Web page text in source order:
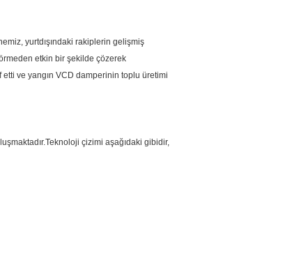
yurtdışındaki rakiplerin gelişmiş
etkin bir şekilde çözerek
etti ve yangın VCD damperinin toplu üretimi
çizimi aşağıdaki gibidir,